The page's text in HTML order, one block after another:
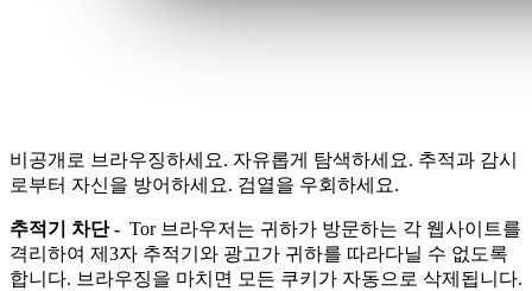
비공개로 브라우징하세요. 자유롭게 탐색하세요. 추적과 감시
로부터 자신을 방어하세요. 검열을 우회하세요.
추적기 차단 - Tor 브라우저는 귀하가 방문하는 각 웹사이트를
격리하여 제3자 추적기와 광고가 귀하를 따라다닐 수 없도록
합니다. 브라우징을 마치면 모든 쿠키가 자동으로 삭제됩니다.